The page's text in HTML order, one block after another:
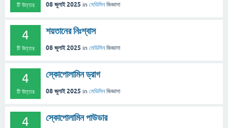
টি উত্তর 08 জুলাই 2025 in মেডিসিন জিজ্ঞাসা
4
টি উত্তর
শয়তানের নিঃশ্বাস
08 জুলাই 2025 in মেডিসিন জিজ্ঞাসা
4
টি উত্তর
স্কোপোলামিন ড্রাগ
08 জুলাই 2025 in মেডিসিন জিজ্ঞাসা
4 স্কোপোলামিন পাউডার